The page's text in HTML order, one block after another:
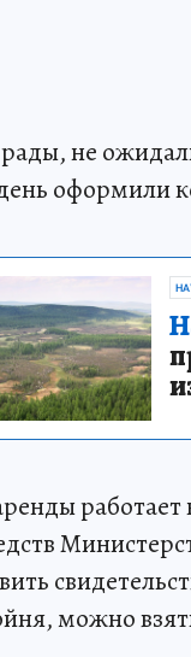
не
оформили
работает
можно